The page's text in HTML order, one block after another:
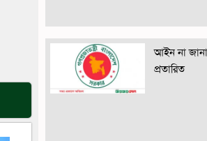
আইন না
প্রতারিত